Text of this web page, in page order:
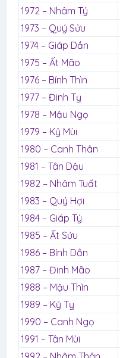
1972 – Nhâm Tý
1973 – Quý Sửu
1974 – Giáp Dần
1975 – Ất Mão
1976 – Bính Thìn
1977 – Đinh Tỵ
1978 – Mậu Ngọ
1979 – Kỷ Mùi
1980 – Canh Thân
1981 – Tân Dậu
1982 – Nhâm Tuất
1983 – Quý Hợi
1984 – Giáp Tý
1985 – Ất Sửu
1986 – Bính Dần
1987 – Đinh Mão
1988 – Mậu Thìn
1989 – Kỷ Tỵ
1990 – Canh Ngọ
1991 – Tân Mùi